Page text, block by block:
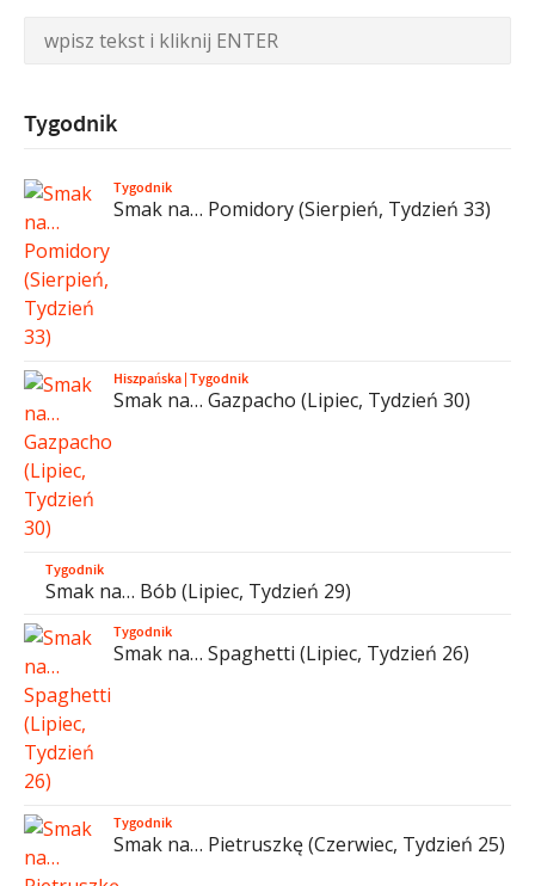
Tygodnik
Tygodnik
Smak na… Pomidory (Sierpień, Tydzień 33)
Hiszpańska|Tygodnik
Smak na… Gazpacho (Lipiec, Tydzień 30)
Tygodnik
Smak na… Bób (Lipiec, Tydzień 29)
Tygodnik
Smak na… Spaghetti (Lipiec, Tydzień 26)
Tygodnik
Smak na… Pietruszkę (Czerwiec, Tydzień 25)